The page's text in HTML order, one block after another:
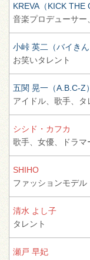
KREVA（KICK THE
音楽プロデューサー、
小峠 英二（バイきん
お笑いタレント
五関 晃一（A.B.C-Z）
アイドル、 歌手、 タ
シシド・カフカ
歌手、 女優、 ドラマ
SHIHO
ファッションモデル
清水 よし子
タレント
瀬戸 早妃